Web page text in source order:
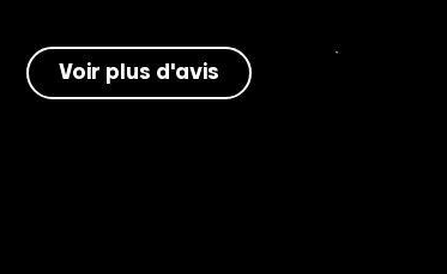
Voir plus d'avis